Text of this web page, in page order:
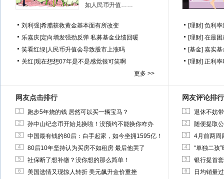
如人民币升值……
刘利强 希腊获救黄金基本面有所改变
乐嘉庆 定向增发强劲反弹 私募基金业绩回暖
笑看红绿 人民币升值会导致股市上涨吗
关红 现在想想07年是不是感觉很可笑啊
更多 >>
[理财] 负利率
[理财] 在最困
[基金] 嘉实基
[理财] 正利率
网友点击排行
1 跑步5年烧的钱 居然可以买一辆宝马？
2 孙中山纪念币开始兑换啦！没预约不能换你咋办
3 中国最有钱的80后：白手起家，如今坐拥1595亿！
4 80后10年坚持认为买房不如租房 最后他哭了
5 社保断了想补缴？没你想的那么简单！
6 美国选情又现惊人转折 美元飙升金价重挫
网友评论排行
1 退休不妨
2 随便提取
3 4月前两周
4 “单独二孩
5 银行提首
6 日均销量